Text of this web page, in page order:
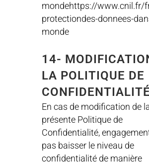
mondehttps://www.cnil.fr/
protectiondes-donnees-
monde
14-
LA POLITIQUE DE
CONFIDENTIALITÉ
En cas de modification de
présente Politique de
Confidentialité,
pas baisser le niveau de
confidentialité de manière